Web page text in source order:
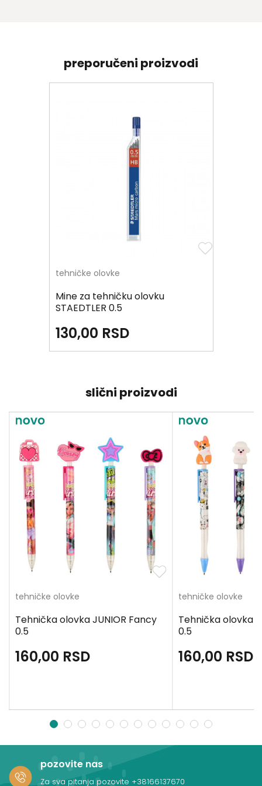
preporučeni proizvodi
tehničke olovke
Mine za tehničku olovku
STAEDTLER 0.5
130,00 RSD
slični proizvodi
tehničke olovke
Tehnička olovka JUNIOR Fancy
0.5
160,00 RSD
tehničke olovke
Tehnička olovka
0.5
160,00 RSD
1 2 3 4 5 6 7 8 9 10 11 12
pozovite nas
Za sva pitanja pozovite +38166137670